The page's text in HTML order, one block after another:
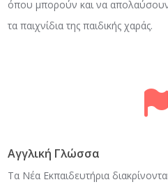
όπου μπορούν και να
τα παιχνίδια της παιδικής χαράς.
Αγγλική Γλώσσα
Τα Νέα Εκπαιδευτήρια